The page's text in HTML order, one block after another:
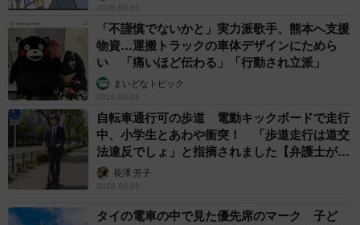
いう「熊外傷」の手術を、今年はすでに13件も担当。明ら
かに「今年だけ全く状況が違う」のだという。
救急隊が拾って来てくれた「熊にかじり取られた
顔面」
ぽっぺん師匠先生がXに投稿していた、「熊にかじり取られ
た中顔面（下まぶたから上唇までの顔部分）」は、約4時間
を費やし、「顔面動静脈を顕微鏡下に吻合することで血流
2026.08.06
「不謹慎でないかと」実力派歌手、熊本へ支援
物資…運搬トラックの車体デザインにためら
い 「痛いほど伝わる」「行動され立派」
まいどなトピック
2026.08.06
自転車通行可の歩道 電動キックボードで走行
中、小学生とあわや衝突！ 「歩道走行は道交
法違反でしょ」と指摘されました【弁護士が解
説】長澤 芳子
2026.08.06
タイの電車の中で見た優先席のマーク 子ど